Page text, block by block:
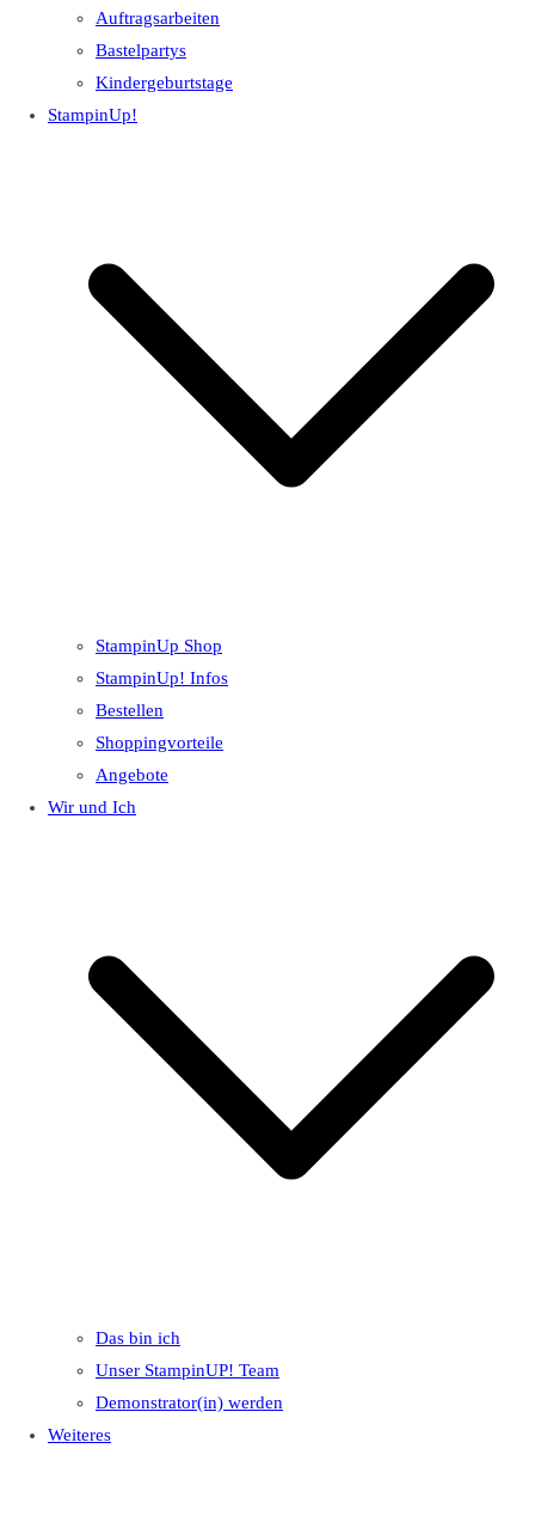
Auftragsarbeiten
Bastelpartys
Kindergeburtstage
StampinUp!
StampinUp Shop
StampinUp! Infos
Bestellen
Shoppingvorteile
Angebote
Wir und Ich
Das bin ich
Unser StampinUP! Team
Demonstrator(in) werden
Weiteres